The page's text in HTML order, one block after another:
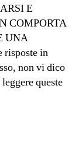
E
COMPORTA
UNA
risposte in
non vi dico
queste